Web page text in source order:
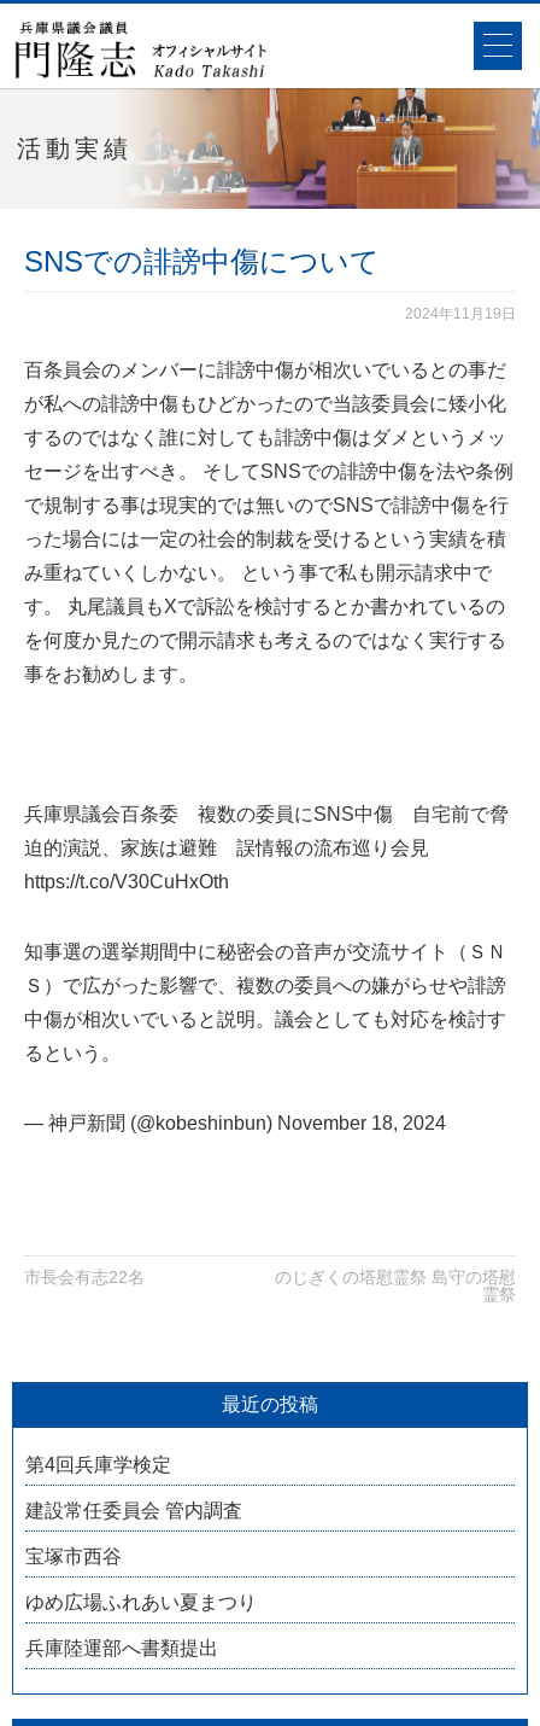
活動実績
SNSでの誹謗中傷について
2024年11月19日
百条員会のメンバーに誹謗中傷が相次いでいるとの事だ
が私への誹謗中傷もひどかったので当該委員会に矮小化
するのではなく誰に対しても誹謗中傷はダメというメッ
セージを出すべき。 そしてSNSでの誹謗中傷を法や条例
で規制する事は現実的では無いのでSNSで誹謗中傷を行
った場合には一定の社会的制裁を受けるという実績を積
み重ねていくしかない。 という事で私も開示請求中で
す。 丸尾議員もXで訴訟を検討するとか書かれているの
を何度か見たので開示請求も考えるのではなく実行する
事をお勧めします。
兵庫県議会百条委 複数の委員にSNS中傷 自宅前で脅
迫的演説、家族は避難 誤情報の流布巡り会見
https://t.co/V30CuHxOth
知事選の選挙期間中に秘密会の音声が交流サイト（ＳＮ
Ｓ）で広がった影響で、複数の委員への嫌がらせや誹謗
中傷が相次いでいると説明。議会としても対応を検討す
るという。
— 神戸新聞 (@kobeshinbun) November 18, 2024
市長会有志22名
のじぎくの塔慰霊祭 島守の塔慰
霊祭
最近の投稿
第4回兵庫学検定
建設常任委員会 管内調査
宝塚市西谷
ゆめ広場ふれあい夏まつり
兵庫陸運部へ書類提出